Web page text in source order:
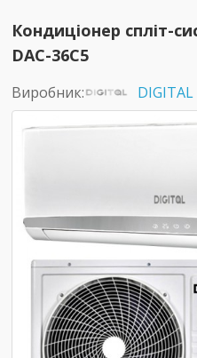
Кондиціонер спліт-
DAC-36С5
Виробник: DIGITAL